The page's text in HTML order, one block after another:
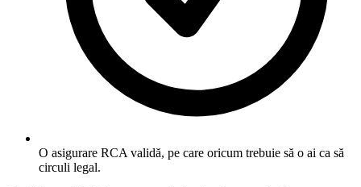
O asigurare RCA validă, pe care oricum trebuie să o ai ca să
circuli legal.